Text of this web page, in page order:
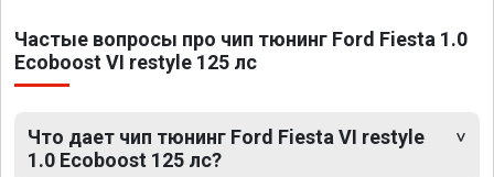
Частые вопросы про чип тюнинг Ford Fiesta 1.0
Ecoboost VI restyle 125 лс
Что дает чип тюнинг Ford Fiesta VI restyle
1.0 Ecoboost 125 лс?